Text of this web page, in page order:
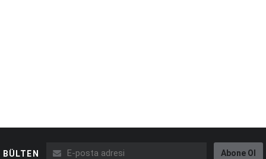
BÜLTEN Abone Ol